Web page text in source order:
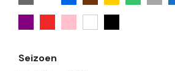
Seizoen